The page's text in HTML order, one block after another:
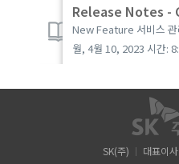
Release Notes -
월, 4월 10, 2023 시간:
SK(주)
대표이